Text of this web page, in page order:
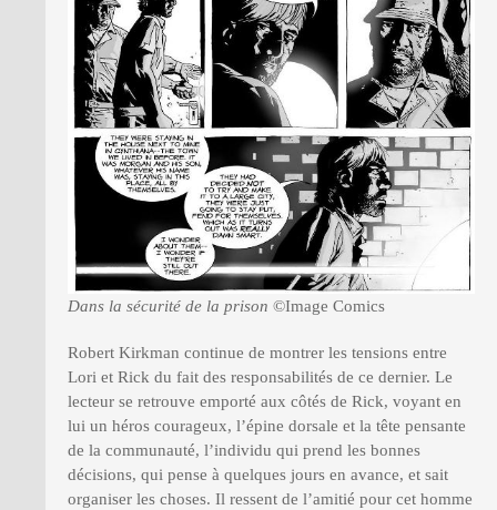
Dans la sécurité de la prison ©Image Comics
Robert Kirkman continue de montrer les tensions entre
Lori et Rick du fait des responsabilités de ce dernier. Le
lecteur se retrouve emporté aux côtés de Rick, voyant en
lui un héros courageux, l’épine dorsale et la tête pensante
de la communauté, l’individu qui prend les bonnes
décisions, qui pense à quelques jours en avance, et sait
organiser les choses. Il ressent de l’amitié pour cet homme